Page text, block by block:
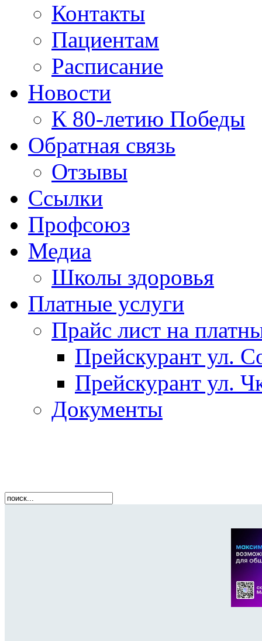
Контакты
Пациентам
Расписание
Новости
К 80-летию Победы
Обратная связь
Отзывы
Ссылки
Профсоюз
Медиа
Школы здоровья
Платные услуги
Прайс лист на
Прейскурант ул.
Прейскурант ул.
Документы